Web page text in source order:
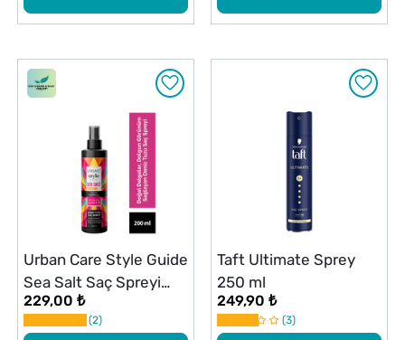
Urban Care Style Guide
Sea Salt Saç Spreyi
200 ml
229,00 ₺
2
Taft Ultimate Sprey
250 ml
249,90 ₺
3